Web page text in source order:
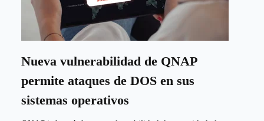
Nueva vulnerabilidad de QNAP
permite ataques de DOS en sus
sistemas operativos